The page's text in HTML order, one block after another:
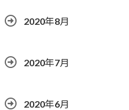
2020年8月
2020年7月
2020年6月